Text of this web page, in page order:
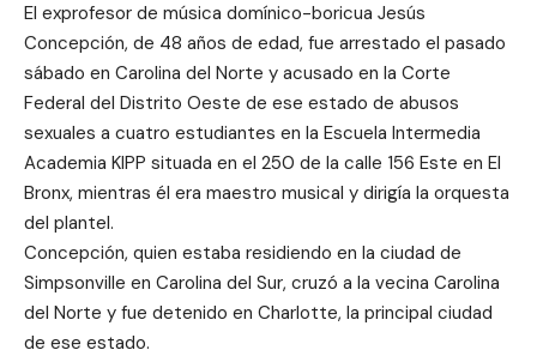
El exprofesor de música domínico-boricua Jesús
Concepción, de 48 años de edad, fue arrestado el pasado
sábado en Carolina del Norte y acusado en la Corte
Federal del Distrito Oeste de ese estado de abusos
sexuales a cuatro estudiantes en la Escuela Intermedia
Academia KIPP situada en el 250 de la calle 156 Este en El
Bronx, mientras él era maestro musical y dirigía la orquesta
del plantel.
Concepción, quien estaba residiendo en la ciudad de
Simpsonville en Carolina del Sur, cruzó a la vecina Carolina
del Norte y fue detenido en Charlotte, la principal ciudad
de ese estado.